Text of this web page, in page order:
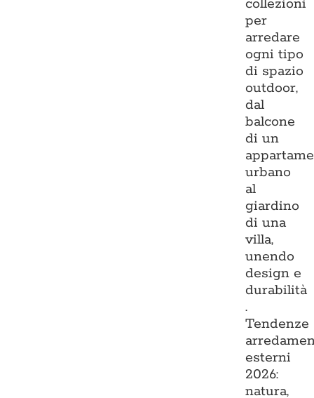
collezioni
per
arredare
ogni tipo
di spazio
outdoor,
dal
balcone
di un
urbano
al
giardino
di una
villa,
unendo
design e
durabilità
.
Tendenze
esterni
2026:
natura,